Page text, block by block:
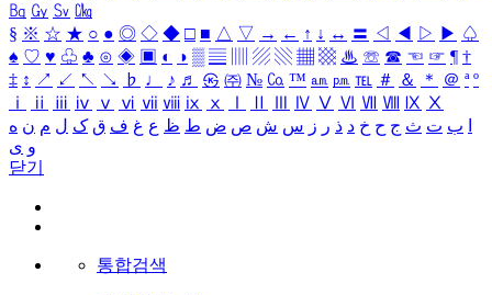
㏃ ㏉ ㏜ ㏆
§ ※ ☆ ★ ○ ● ◎ ◇ ◆ □ ■ △ ▽ → ← ↑ ↓ ↔ 〓 ◁ ◀ ▷ ▶ ♤
♠ ♡ ♥ ♧ ♣ ⊙ ◈ ▣ ◐ ◑ ▒ ▤ ▨ ▧ ▦ ▩ ♨ ☏ ☎ ☜ ☞ ¶ †
‡ ↕ ↗ ↙ ↖ ↘ ♭ ♩ ♪ ♬ ㉿ ㈜ № ㏇ ™ ㏂ ㏘ ℡ ＃ ＆ ＊ ＠ ª º
ⅰ
ⅱ ⅲ ⅳ ⅴ ⅵ ⅶ ⅷ ⅸ ⅹ Ⅳ Ⅴ Ⅵ Ⅶ Ⅷ Ⅸ Ⅹ
ب ت ث ج ح خ د ذ ر ز س ش ص ض ط ظ ع غ ف ق ک ل م ن ه
و ی
닫기
통합검색